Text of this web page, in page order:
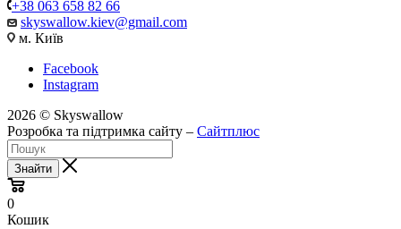
+38 063 658 82 66
skyswallow.kiev@gmail.com
м. Київ
Facebook
Instagram
2026 © Skyswallow
Розробка та підтримка сайту – Сайтплюс
Знайти
0
Кошик